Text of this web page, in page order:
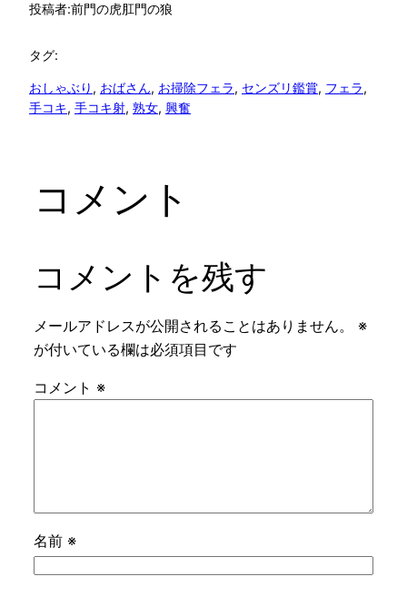
投稿者:前門の虎肛門の狼
タグ:
おしゃぶり , おばさん, お掃除フェラ, センズリ鑑賞, フェラ
手コキ, 手コキ射, 熟女, 興奮
コメント
コメントを残す
メールアドレスが公開されることはありません。
※
が付いている欄は必須項目です
コメント ※
名前 ※